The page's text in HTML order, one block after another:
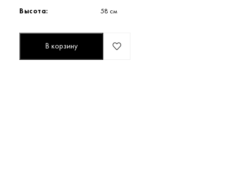
Высота: 58 см
В корзину